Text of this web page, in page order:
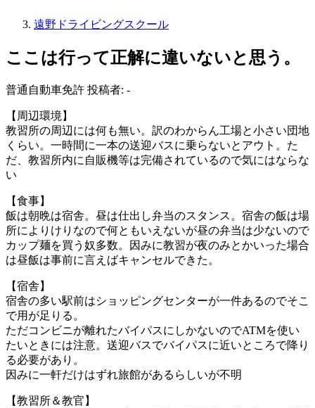
遠野ドライビングスクール
ここは行って正解に違いないと思う。
普通自動車免許 投稿者: -
【周辺環境】
教習所の周辺には何も無い。訳のわからん工場と小さい団地
くらい。一時間に一本の送迎バスに乗らないとアウト。た
だ、教習所内に自販機等は完備されているので気にはならな
い
【食事】
飯は朝晩は宿舎。昼は仕出し弁当のスタンス。宿舎の飯は場
所によりけりなので何ともいえないが昼の弁当は少ないので
カップ麺を買う奴多数。因みに教習が夜のみとかいった場合
は昼飯は事前に言えばキャンセルできた。
【宿舎】
宿舎の多い駅前はショッピングセンターが一件あるのでそこ
で用が足りる。
ただコンビニが離れたバイパスにしかないのでATMを使い
たいときには注意。送迎バスでバイパスに近いところで降り
る必要があり。
因みに一軒だけはずれ旅館があるらしいが不明
【教習所＆教官】